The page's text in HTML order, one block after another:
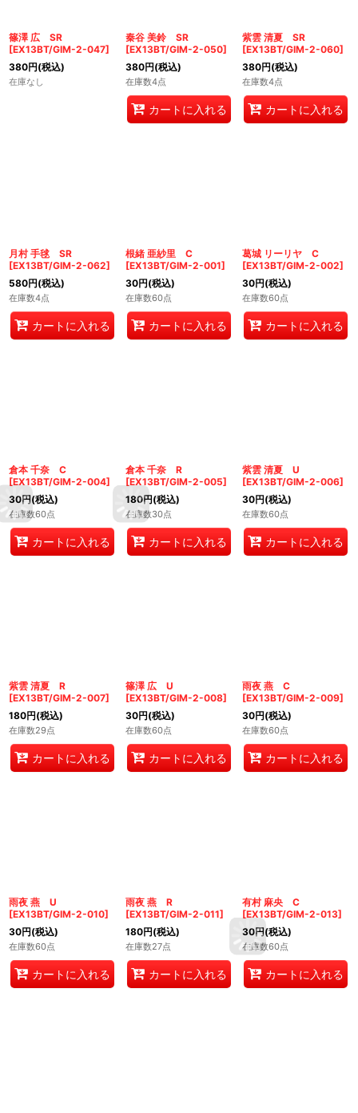
篠澤 広 SR
[EX13BT/GIM-2-047]
380円(税込)
在庫なし
秦谷 美鈴 SR
[EX13BT/GIM-2-050]
380円(税込)
在庫数4点
カートに入れる
紫雲 清夏 SR
[EX13BT/GIM-2-060]
380円(税込)
在庫数4点
カートに入れる
月村 手毬 SR
[EX13BT/GIM-2-062]
580円(税込)
在庫数4点
カートに入れる
根緒 亜紗里 C
[EX13BT/GIM-2-001]
30円(税込)
在庫数60点
カートに入れる
葛城 リーリヤ C
[EX13BT/GIM-2-002]
30円(税込)
在庫数60点
カートに入れる
倉本 千奈 C
[EX13BT/GIM-2-004]
30円(税込)
在庫数60点
カートに入れる
倉本 千奈 R
[EX13BT/GIM-2-005]
180円(税込)
在庫数30点
カートに入れる
紫雲 清夏 U
[EX13BT/GIM-2-006]
30円(税込)
在庫数60点
カートに入れる
紫雲 清夏 R
[EX13BT/GIM-2-007]
180円(税込)
在庫数29点
カートに入れる
篠澤 広 U
[EX13BT/GIM-2-008]
30円(税込)
在庫数60点
カートに入れる
雨夜 燕 C
[EX13BT/GIM-2-009]
30円(税込)
在庫数60点
カートに入れる
雨夜 燕 U
[EX13BT/GIM-2-010]
30円(税込)
在庫数60点
カートに入れる
雨夜 燕 R
[EX13BT/GIM-2-011]
180円(税込)
在庫数27点
カートに入れる
有村 麻央 C
[EX13BT/GIM-2-013]
30円(税込)
在庫数60点
カートに入れる